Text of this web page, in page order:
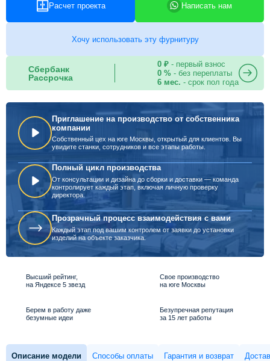
Расчет проекта Написать нам
Хочу использовать эту фурнитуру
Сбербанк
Рассрочка
0 ₽- первый взнос
0 %- без переплаты
6 мес. - срок пол года
Приглашение на производство от собственника
компании
Собственный цех на юге Москвы, открытый для клиентов. Вы
увидите станки, сотрудников и все этапы работы.
Полный цикл производства
От консультации и дизайна до сборки и доставки — команда
контролирует каждый этап, включая личную проверку
директора.
Прозрачный процесс взаимодействия с вами
Каждый этап под вашим контролем от заявки до установки
изделий на объекте заказчика.
Высший рейтинг,
на Яндексе 5 звезд
Свое производство
на юге Москвы
Берем в работу даже
безумные идеи
Безупречная репутация
за 15 лет работы
Описание модели Способы оплаты Гарантия и возврат